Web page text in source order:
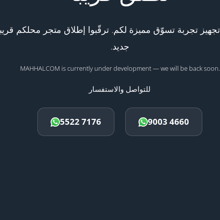
تجربة تسوّق مميزة لكم. ترقّبوا إطلاق متجر محلكم
جديد.
MAHHALCOM is currently under development — we will be back soon.
للتواصل والاستفسار
5522 7176 9003 4660